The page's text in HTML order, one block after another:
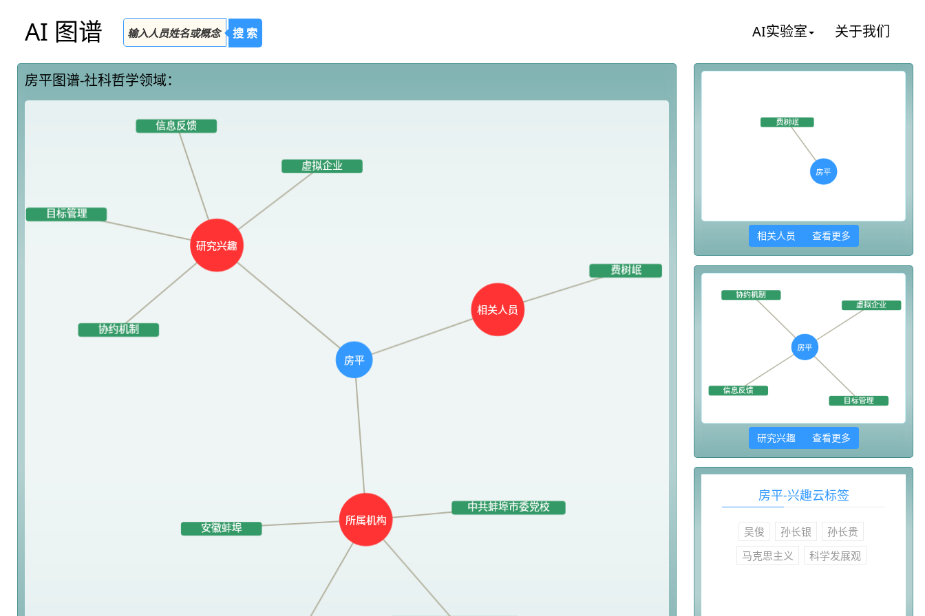
AI 图谱 搜 索 AI实验室 关于我们
房平图谱-社科哲学领域：
相关人员 查看更多
研究兴趣 查看更多
房平-兴趣云标签
吴俊 孙长银
孙长贵
马克思主义
科学发展观